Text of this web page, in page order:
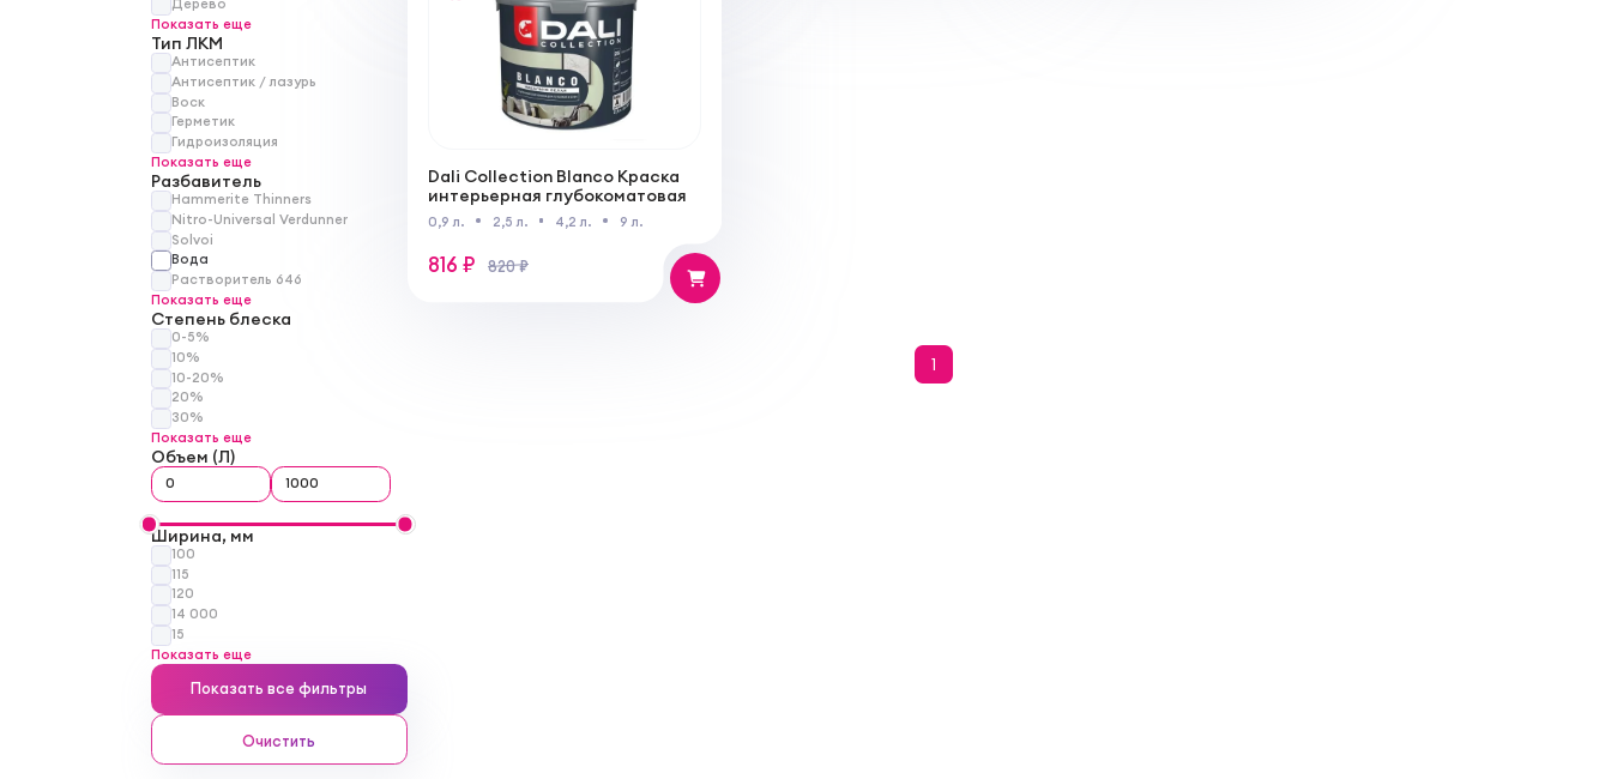
Дерево
Показать еще
Тип ЛКМ
Антисептик
Антисептик / лазурь
Воск
Герметик
Гидроизоляция
Показать еще
Разбавитель
Hammerite Thinners
Nitro-Universal Verdunner
Solvoi
Вода
Растворитель 646
Показать еще
Степень блеска
0-5%
10%
10-20%
20%
30%
Показать еще
Объем (Л)
Ширина, мм
100
115
120
14 000
15
Показать еще
Показать все фильтры
Очистить
Dali Collection Blanco Краска
интерьерная глубокоматовая
0,9 л. 2,5 л. 4,2 л. 9 л.
816 ₽ 820 ₽
1